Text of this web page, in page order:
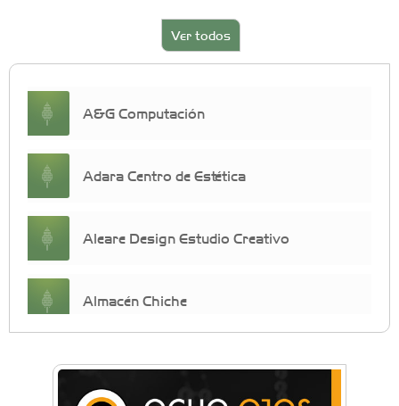
Ver todos
A&G Computación
Adara Centro de Estética
Aleare Design Estudio Creativo
Almacén Chiche
crecimiento personal